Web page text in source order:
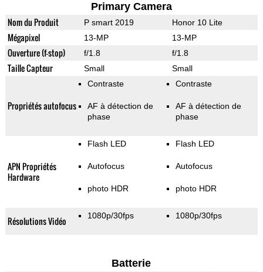
Primary Camera
Nom du Produit P smart 2019 Honor 10 Lite
Mégapixel 13-MP 13-MP
Ouverture (f-stop) f/1.8 f/1.8
Taille Capteur Small Small
Propriétés autofocus
Contraste
AF à détection de
phase
Contraste
AF à détection de
phase
APN Propriétés
Hardware
Flash LED
Autofocus
photo HDR
Flash LED
Autofocus
photo HDR
Résolutions Vidéo 1080p/30fps 1080p/30fps
Batterie